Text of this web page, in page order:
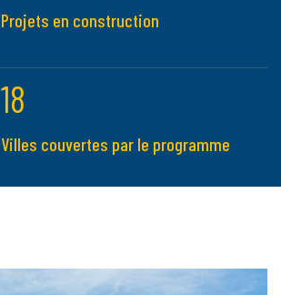
Projets en construction
18
Villes couvertes par le programme